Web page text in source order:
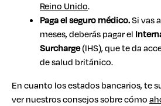
Reino Unido.
Paga el seguro médico.Si vas
meses, deberás pagar el
Surcharge(IHS), que te da
de salud británico.
En cuanto los estados bancarios, te
ver nuestros consejos sobre cómo